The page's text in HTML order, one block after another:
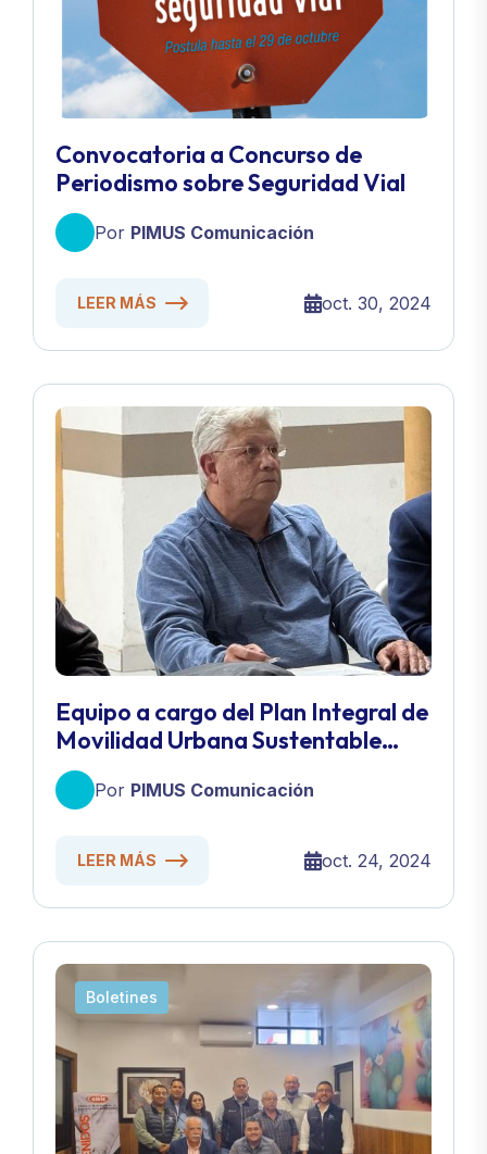
Convocatoria a Concurso de
Periodismo sobre Seguridad Vial
Por PIMUS Comunicación
LEER MÁS oct. 30, 2024
Equipo a cargo del Plan Integral de
Movilidad Urbana Sustentable
(PIMUS) presenta detalles del
proyecto ante el Consejo
Por PIMUS Comunicación
LEER MÁS oct. 24, 2024
Boletines